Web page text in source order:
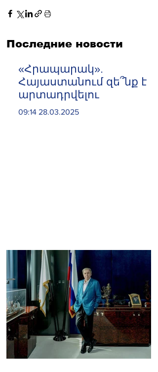
Последние новости
«Հրապարակ».
Հայաստանում զե՞նք է
արտադրվելու
09:14 28.03.2025